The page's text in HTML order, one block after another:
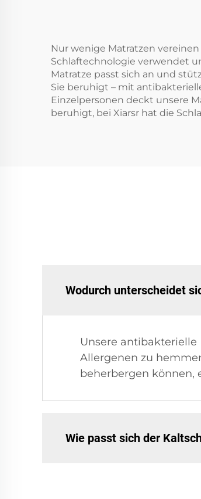
Nur wenige Matratzen
Schlaftechnologie verwendet
Matratze passt sich an und
Sie beruhigt – mit
Einzelpersonen deckt unsere
beruhigt, bei Xiarsr hat die
Wodurch unterscheidet
Unsere
Allergenen zu
beherbergen können,
Wie passt sich der